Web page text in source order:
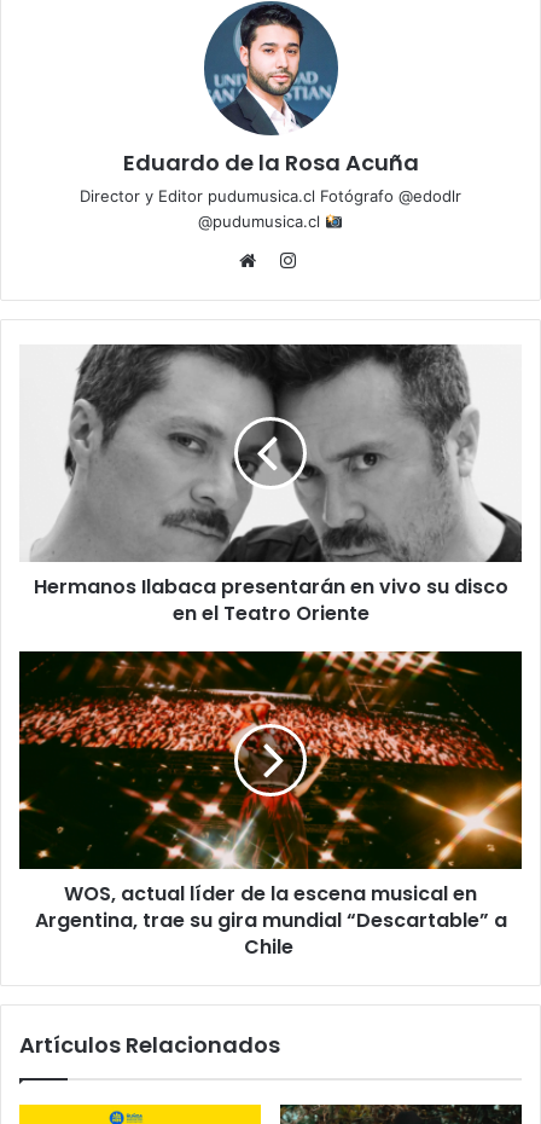
Eduardo de la Rosa Acuña
Director y Editor pudumusica.cl Fotógrafo @edodlr
@pudumusica.cl
Instagram
Hermanos Ilabaca presentarán en vivo su disco
en el Teatro Oriente
WOS, actual líder de la escena musical en
Argentina, trae su gira mundial “Descartable” a
Chile
Artículos Relacionados